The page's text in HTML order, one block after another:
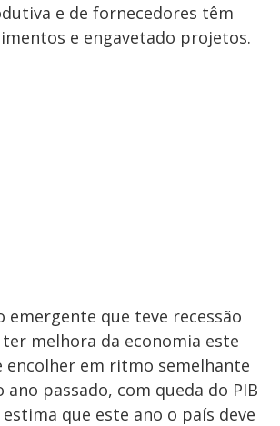
e de fornecedores têm
e engavetado projetos.
emergente que teve recessão
ter melhora da economia este
encolher em ritmo semelhante
ano passado, com queda do PIB
estima que este ano o país deve